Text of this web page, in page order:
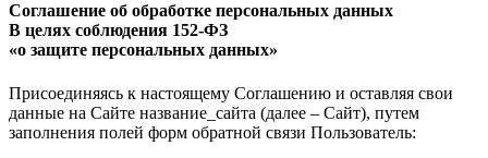
Соглашение об обработке персональных данных
В целях соблюдения 152-ФЗ
«о защите персональных данных»
Присоединяясь к настоящему Соглашению и оставляя свои
данные на Сайте название_сайта (далее – Сайт), путем
заполнения полей форм обратной связи Пользователь: